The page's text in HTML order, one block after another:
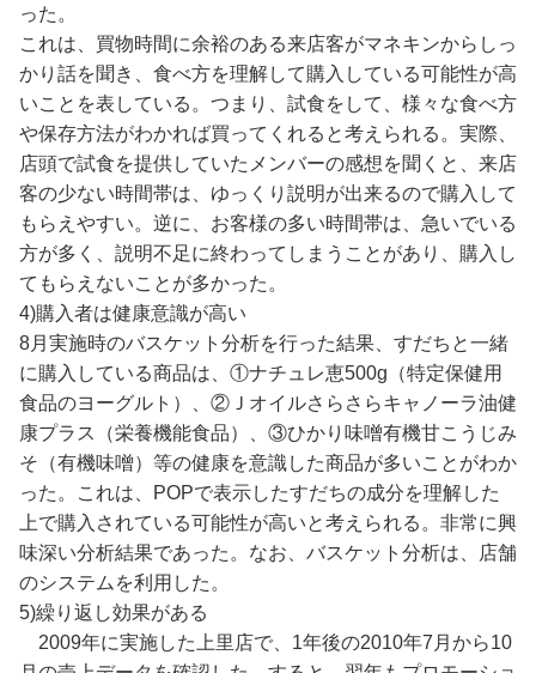
った。
これは、買物時間に余裕のある来店客がマネキンからしっ
かり話を聞き、食べ方を理解して購入している可能性が高
いことを表している。つまり、試食をして、様々な食べ方
や保存方法がわかれば買ってくれると考えられる。実際、
店頭で試食を提供していたメンバーの感想を聞くと、来店
客の少ない時間帯は、ゆっくり説明が出来るので購入して
もらえやすい。逆に、お客様の多い時間帯は、急いでいる
方が多く、説明不足に終わってしまうことがあり、購入し
てもらえないことが多かった。
4)購入者は健康意識が高い
8月実施時のバスケット分析を行った結果、すだちと一緒
に購入している商品は、①ナチュレ恵500g（特定保健用
食品のヨーグルト）、②Ｊオイルさらさらキャノーラ油健
康プラス（栄養機能食品）、③ひかり味噌有機甘こうじみ
そ（有機味噌）等の健康を意識した商品が多いことがわか
った。これは、POPで表示したすだちの成分を理解した
上で購入されている可能性が高いと考えられる。非常に興
味深い分析結果であった。なお、バスケット分析は、店舗
のシステムを利用した。
5)繰り返し効果がある
2009年に実施した上里店で、1年後の2010年7月から10